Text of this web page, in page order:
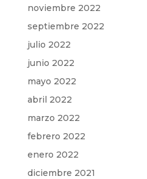
noviembre 2022
septiembre 2022
julio 2022
junio 2022
mayo 2022
abril 2022
marzo 2022
febrero 2022
enero 2022
diciembre 2021